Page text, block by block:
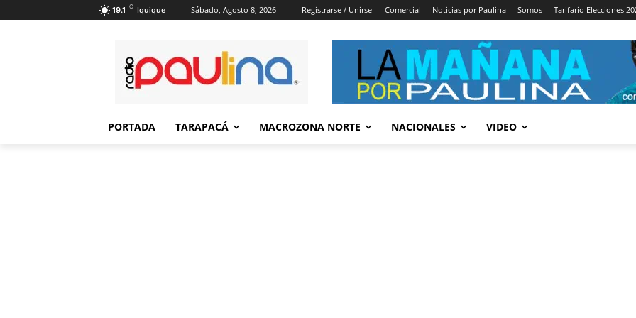
19.1 C Iquique Sábado, Agosto 8, 2026 Registrarse / Unirse Comercial Noticias por Paulina Somos Tarifario Elecciones
PORTADA TARAPACÁ MACROZONA NORTE NACIONALES VIDEO